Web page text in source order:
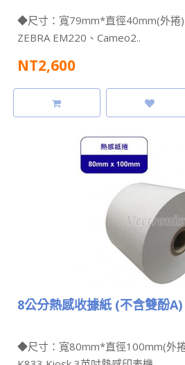
◆尺寸：寬79mm*直徑40mm(外捲
ZEBRA EM220、Cameo2..
NT2,600
8公分熱感收據紙 (不含雙酚A)
◆尺寸：寬80mm*直徑100mm(外